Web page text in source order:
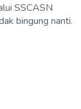
SSCASN
bingung nanti.